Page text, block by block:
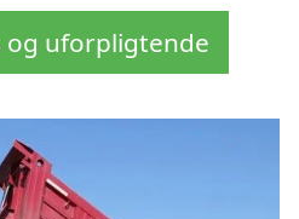
og uforpligtende